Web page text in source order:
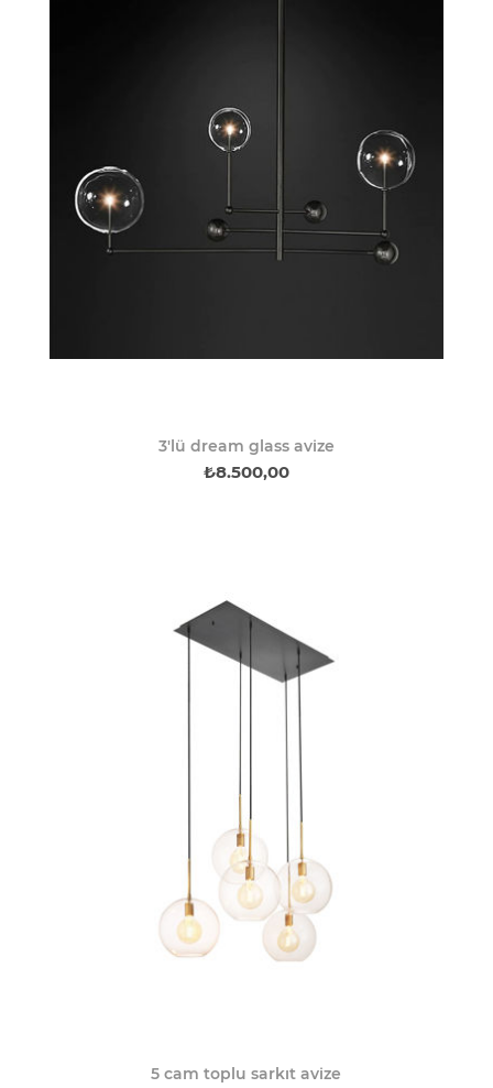
3'lü dream glass avize
₺8.500,00
5 cam toplu sarkıt avize